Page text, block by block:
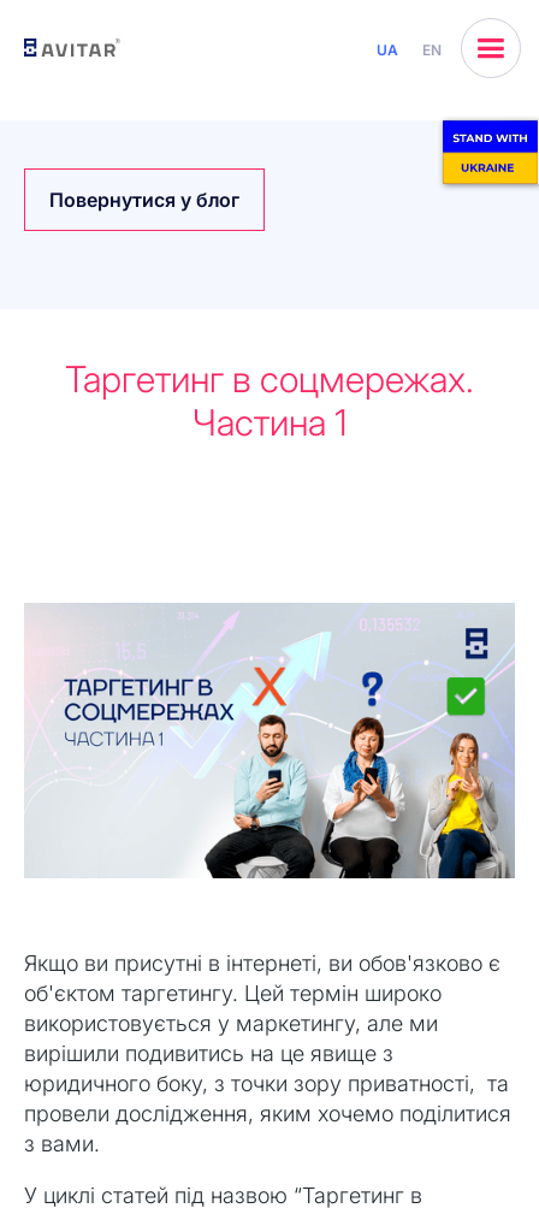
UA EN
Повернутися у блог
Таргетинг в соцмережах.
Частина 1
Якщо ви присутні в інтернеті, ви обов'язково є
об'єктом таргетингу. Цей термін широко
використовується у маркетингу, але ми
вирішили подивитись на це явище з
юридичного боку, з точки зору приватності, та
провели дослідження, яким хочемо поділитися
з вами.
У циклі статей під назвою “Таргетинг в